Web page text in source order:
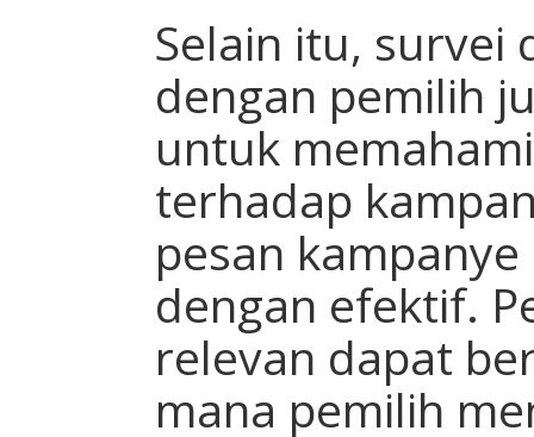
Selain itu, survei
dengan pemilih
untuk
terhadap
pesan
dengan efektif.
relevan dapat
mana pemilih